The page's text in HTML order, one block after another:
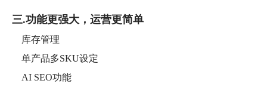
三.功能更强大，运营更简单
库存管理
单产品多SKU设定
AI SEO功能